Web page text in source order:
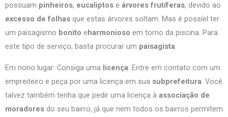
possuam pinheiros, eucaliptos e árvores frutíferas, devido ao
excesso de folhas que estas árvores soltam. Mas é possíel ter
um paisagismo bonito e harmonioso em torno da piscina. Para
este tipo de serviço, basta procurar um paisagista.
Em nono lugar: Consiga uma licença. Entre em contato com um
empreiteiro e peça por uma licença em sua subprefeitura. Você
talvez também tenha que pedir uma licença à associação de
moradores do seu bairro, já que nem todos os bairros permitem